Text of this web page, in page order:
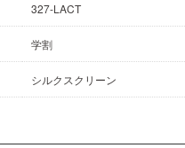
327-LACT
学割
シルクスクリーン